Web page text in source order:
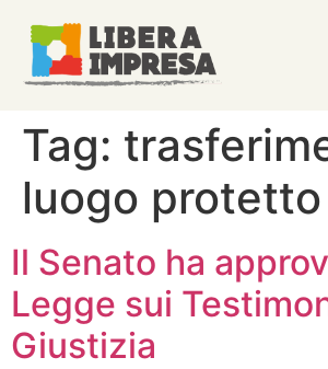
Tag:
luogo protetto
Il Senato ha
Legge sui
Giustizia